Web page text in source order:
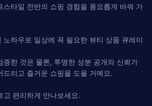
스타일 전반의 쇼핑 경험을 풍요롭게 바꿔 가
노하우로 일상에 꼭 필요한 뷰티 상품 큐레이
증한 것은 물론, 투명한 성분 공개와 신뢰가
드리고 즐거운 쇼핑을 도울 거예요.
고 편리하게 만나보세요.